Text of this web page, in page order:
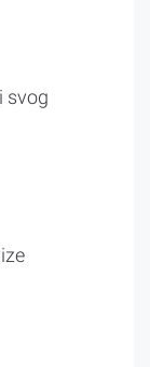
svog